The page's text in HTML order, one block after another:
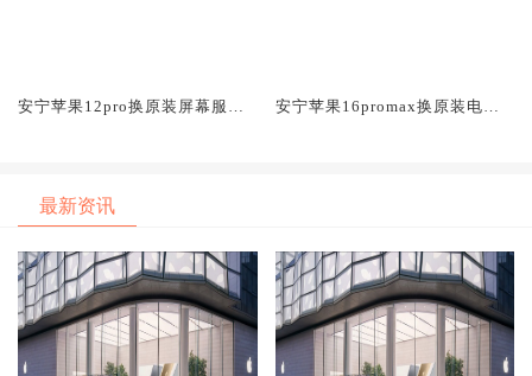
安宁苹果12pro换原装屏幕服务
安宁苹果16promax换原装电池
最新资讯